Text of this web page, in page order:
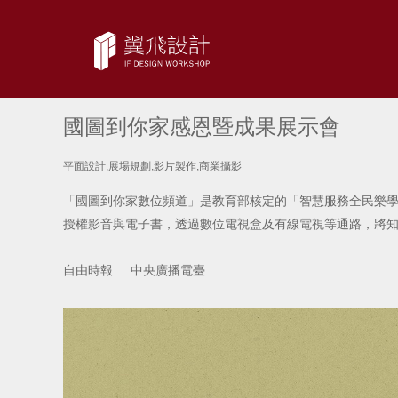
國圖到你家感恩暨成果展示會
平面設計,展場規劃,影片製作,商業攝影
「國圖到你家數位頻道」是教育部核定的「智慧服務全民
授權影音與電子書，透過數位電視盒及有線電視等通路，將
自由時報 中央廣播電臺